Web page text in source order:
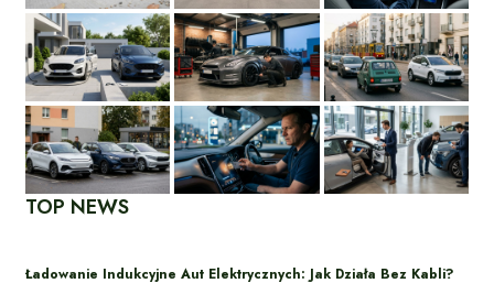
TOP NEWS
Ładowanie Indukcyjne Aut Elektrycznych: Jak Działa Bez Kabli?